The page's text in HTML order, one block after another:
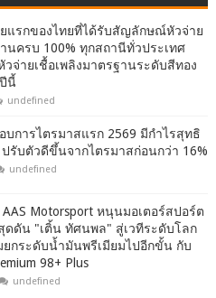
ยแรกของไทยที่ได้รับสัญลักษณ์หัวจ่าย
นครบ 100% ทุกสถานีทั่วประเทศ
จ่ายเชื้อเพลิงมาตรฐานระดับสีทอง
นี้
undefined
บการไตรมาสแรก 2569 มีกำไรสุทธิ
รับตัวดีขึ้นจากไตรมาสก่อนกว่า 16%
undefined
Motorsport หนุนมอเตอร์สปอร์ต
ดดัน "เติ้น ทัศนพล" สู่เวทีระดับโลก
ยกระดับน้ำมันพรีเมียมไปอีกขั้น กับ
98+ Plus
undefined